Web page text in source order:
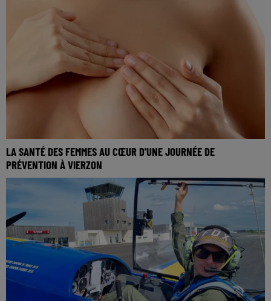
LA SANTÉ DES FEMMES AU CŒUR D'UNE JOURNÉE DE
PRÉVENTION À VIERZON